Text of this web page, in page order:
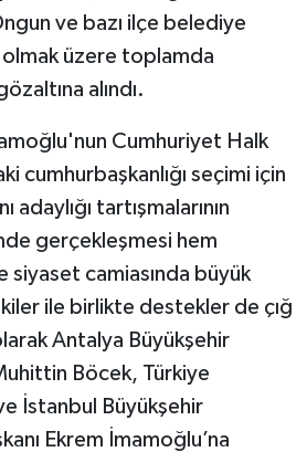
ve bazı ilçe belediye
olmak üzere toplamda
alındı.
Cumhuriyet Halk
cumhurbaşkanlığı seçimi için
adaylığı tartışmalarının
gerçekleşmesi hem
siyaset camiasında büyük
ile birlikte destekler de çığ
Antalya Büyükşehir
Böcek, Türkiye
İstanbul Büyükşehir
Ekrem İmamoğlu’na